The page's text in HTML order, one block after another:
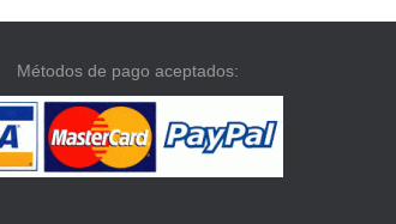
Métodos de pago aceptados: